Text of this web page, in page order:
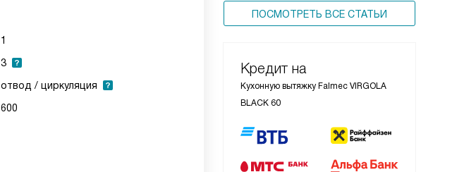
ПОСМОТРЕТЬ ВСЕ СТАТЬИ
Кредит на
Кухонную вытяжку Falmec VIRGOLA
BLACK 60
1
3
отвод / циркуляция
600